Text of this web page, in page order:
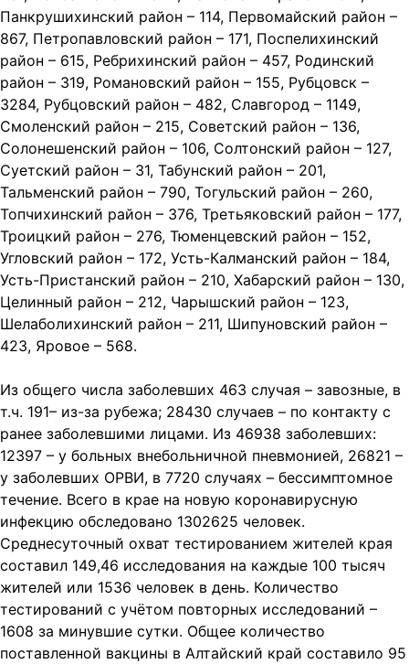
Панкрушихинский район – 114, Первомайский район –
867, Петропавловский район – 171, Поспелихинский
район – 615, Ребрихинский район – 457, Родинский
район – 319, Романовский район – 155, Рубцовск –
3284, Рубцовский район – 482, Славгород – 1149,
Смоленский район – 215, Советский район – 136,
Солонешенский район – 106, Солтонский район – 127,
Суетский район – 31, Табунский район – 201,
Тальменский район – 790, Тогульский район – 260,
Топчихинский район – 376, Третьяковский район – 177,
Троицкий район – 276, Тюменцевский район – 152,
Угловский район – 172, Усть-Калманский район – 184,
Усть-Пристанский район – 210, Хабарский район – 130,
Целинный район – 212, Чарышский район – 123,
Шелаболихинский район – 211, Шипуновский район –
423, Яровое – 568.
Из общего числа заболевших 463 случая – завозные, в
т.ч. 191– из-за рубежа; 28430 случаев – по контакту с
ранее заболевшими лицами. Из 46938 заболевших:
12397 – у больных внебольничной пневмонией, 26821 –
у заболевших ОРВИ, в 7720 случаях – бессимптомное
течение. Всего в крае на новую коронавирусную
инфекцию обследовано 1302625 человек.
Среднесуточный охват тестированием жителей края
составил 149,46 исследования на каждые 100 тысяч
жителей или 1536 человек в день. Количество
тестирований с учётом повторных исследований –
1608 за минувшие сутки. Общее количество
поставленной вакцины в Алтайский край составило 95